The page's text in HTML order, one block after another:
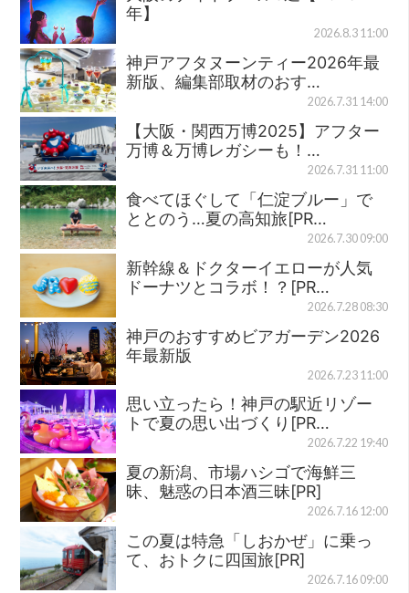
年】
2026.8.3 11:00
神戸アフタヌーンティー2026年最
新版、編集部取材のおす…
2026.7.31 14:00
【大阪・関西万博2025】アフター
万博＆万博レガシーも！…
2026.7.31 11:00
食べてほぐして「仁淀ブルー」で
ととのう…夏の高知旅[PR…
2026.7.30 09:00
新幹線＆ドクターイエローが人気
ドーナツとコラボ！？[PR…
2026.7.28 08:30
神戸のおすすめビアガーデン2026
年最新版
2026.7.23 11:00
思い立ったら！神戸の駅近リゾー
トで夏の思い出づくり[PR…
2026.7.22 19:40
夏の新潟、市場ハシゴで海鮮三
昧、魅惑の日本酒三昧[PR]
2026.7.16 12:00
この夏は特急「しおかぜ」に乗っ
て、おトクに四国旅[PR]
2026.7.16 09:00